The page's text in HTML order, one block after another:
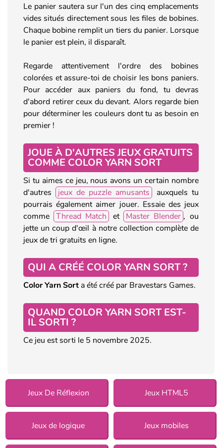
Le panier sautera sur l'un des cinq emplacements
vides situés directement sous les files de bobines.
Chaque bobine remplit un tiers du panier. Lorsque
le panier est plein, il disparaît.
Regarde attentivement l'ordre des bobines
colorées et assure-toi de choisir les bons paniers.
Pour accéder aux paniers du fond, tu devras
d'abord retirer ceux du devant. Alors regarde bien
pour déterminer les couleurs dont tu as besoin en
premier !
JOUE À D'AUTRES JEUX GRATUITS
COMME COLOR YARN SORT
Si tu aimes ce jeu, nous avons un certain nombre
d'autres
jeux de puzzle amusants
auxquels tu
pourrais également aimer jouer. Essaie des jeux
comme Thread Match et Master Blender , ou
jette un coup d'œil à notre collection complète de
jeux de tri gratuits en ligne.
QUI A CRÉÉ COLOR YARN SORT ?
Color Yarn Sort a été créé par Bravestars Games.
QUAND COLOR YARN SORT EST-
IL SORTI ?
Ce jeu est sorti le 5 novembre 2025.
Jeux De Réflexion Jeux HTML5
Jeux de logique Jeux mobiles